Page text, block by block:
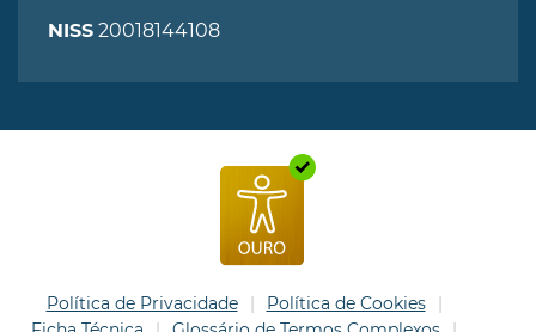
NISS 20018144108
Política de Privacidade
Política de Cookies